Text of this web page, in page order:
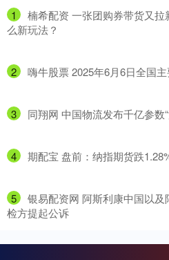
1
楠希配资 一张团购券带货又
么新玩法？
2 嗨牛股票 2025年6月6日全国
3 同翔网 中国物流发布千亿参数
4 期配宝 盘前：纳指期货跌
5
银易配资网 阿斯利康中国以
检方提起公诉